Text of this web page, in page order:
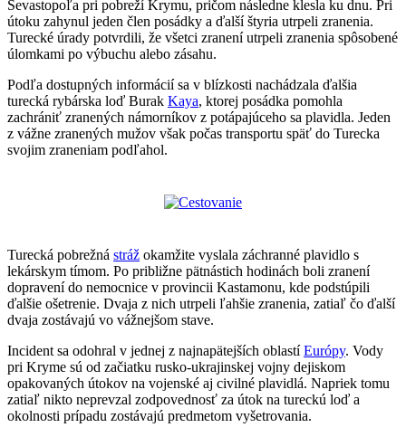
Sevastopoľa pri pobreží Krymu, pričom následne klesla ku dnu. Pri
útoku zahynul jeden člen posádky a ďalší štyria utrpeli zranenia.
Turecké úrady potvrdili, že všetci zranení utrpeli zranenia spôsobené
úlomkami po výbuchu alebo zásahu.
Podľa dostupných informácií sa v blízkosti nachádzala ďalšia
turecká rybárska loď Burak Kaya, ktorej posádka pomohla
zachrániť zranených námorníkov z potápajúceho sa plavidla. Jeden
z vážne zranených mužov však počas transportu späť do Turecka
svojim zraneniam podľahol.
Turecká pobrežná stráž okamžite vyslala záchranné plavidlo s
lekárskym tímom. Po približne pätnástich hodinách boli zranení
dopravení do nemocnice v provincii Kastamonu, kde podstúpili
ďalšie ošetrenie. Dvaja z nich utrpeli ľahšie zranenia, zatiaľ čo ďalší
dvaja zostávajú vo vážnejšom stave.
Incident sa odohral v jednej z najnapätejších oblastíEurópy. Vody
pri Kryme sú od začiatku rusko-ukrajinskej vojny dejiskom
opakovaných útokov na vojenské aj civilné plavidlá. Napriek tomu
zatiaľ nikto neprevzal zodpovednosť za útok na tureckú loď a
okolnosti prípadu zostávajú predmetom vyšetrovania.